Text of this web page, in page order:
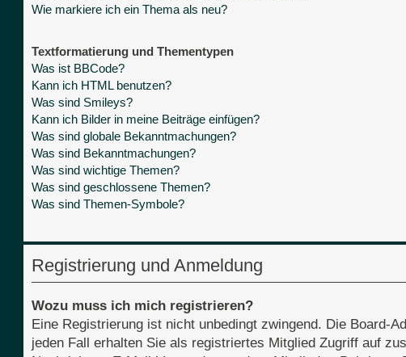
Wie markiere ich ein Thema als neu?
Textformatierung und Thementypen
Was ist BBCode?
Kann ich HTML benutzen?
Was sind Smileys?
Kann ich Bilder in meine Beiträge einfügen?
Was sind globale Bekanntmachungen?
Was sind Bekanntmachungen?
Was sind wichtige Themen?
Was sind geschlossene Themen?
Was sind Themen-Symbole?
Registrierung und Anmeldung
Wozu muss ich mich registrieren?
Eine Registrierung ist nicht unbedingt zwingend. Die Board-
jeden Fall erhalten Sie als registriertes Mitglied Zugriff auf